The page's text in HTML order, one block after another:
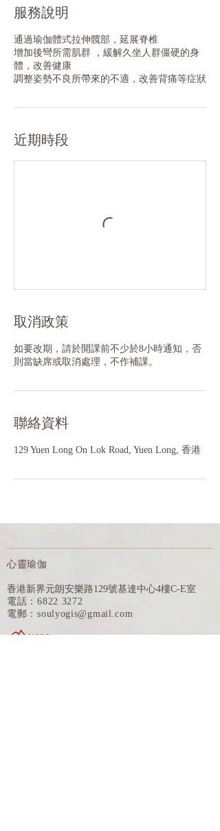
服務說明
通過瑜伽體式拉伸髖部，延展脊椎
增加後彎所需肌群 ，緩解久坐人群僵硬的身
體，改善健康
調整姿勢不良所帶來的不適，改善背痛等症狀
近期時段
取消政策
如要改期，請於開課前不少於8小時通知，否
聯絡資料
129 Yuen Long On Lok Road, Yuen Long, 香港
心靈瑜伽
香港新界元朗安樂路129號基達中心4樓C-E室
電話：6822 3272
電郵：soulyogis@gmail.com